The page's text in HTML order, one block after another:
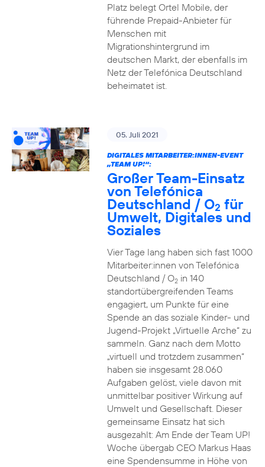
Platz belegt Ortel Mobile, der
führende Prepaid-Anbieter für
Menschen mit
Migrationshintergrund im
deutschen Markt, der ebenfalls im
Netz der Telefónica Deutschland
beheimatet ist.
05. Juli 2021
DIGITALES MITARBEITER:INNEN-EVENT
„TEAM UP!“:
Großer Team-Einsatz
von Telefónica
Deutschland / O2 für
Umwelt, Digitales und
Soziales
Vier Tage lang haben sich fast 1000
Mitarbeiter:innen von Telefónica
Deutschland / O2in 140
standortübergreifenden Teams
engagiert, um Punkte für eine
Spende an das soziale Kinder- und
Jugend-Projekt „Virtuelle Arche“ zu
sammeln. Ganz nach dem Motto
„virtuell und trotzdem zusammen“
haben sie insgesamt 28.060
Aufgaben gelöst, viele davon mit
unmittelbar positiver Wirkung auf
Umwelt und Gesellschaft. Dieser
gemeinsame Einsatz hat sich
ausgezahlt: Am Ende der Team UP!
Woche übergab CEO Markus Haas
eine Spendensumme in Höhe von